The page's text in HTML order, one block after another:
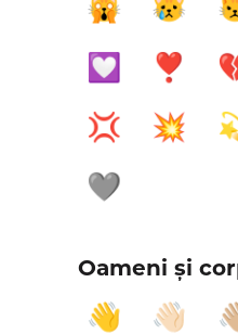
🙀
😿
💟
❣️
💢
💥
🩶
Oameni și
👋 👋🏻